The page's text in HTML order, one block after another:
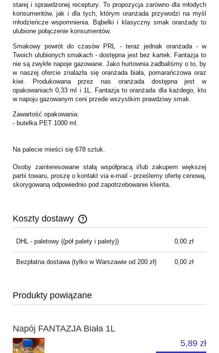
starej i sprawdzonej receptury. To propozycja zarówno dla młodych
konsumentów, jak i dla tych, którym oranżada przywodzi na myśl
młodzieńcze wspomnienia. Bąbelki i klasyczny smak oranżady to
ulubione połączenie konsumentów.
Smakowy powrót do czasów PRL - teraz jednak oranżada - w
Twoich ulubionych smakach - dostępna jest bez kartek. Fantazja to
nie są zwykłe napoje gazowane. Jako hurtownia zadbaliśmy o to, by
w naszej ofercie znalazła się oranżada biała, pomarańczowa oraz
kiwi. Produkowana przez nas oranżada dostępna jest w
opakowaniach 0,33 ml i 1L. Fantazja to oranżada dla każdego, kto
w napoju gazowanym ceni przede wszystkim prawdziwy smak.
Zawartość opakowania:
- butelka PET 1000 ml.
Na palecie mieści się 678 sztuk.
Osoby zainteresowane stałą współpracą i/lub zakupem większej
partii towaru, proszę o kontakt via e-mail - prześlemy ofertę cenową,
skorygowaną odpowiednio pod zapotrzebowanie klienta.
Koszty dostawy
Cena nie zawiera ewentualnych kosztów płatności
DHL - paletowy((pół palety i palety)) 0,00 zł
Bezpłatna dostawa(tylko w Warszawie od 200 zł) 0,00 zł
Produkty powiązane
Napój FANTAZJA Biała 1L
5,89 zł